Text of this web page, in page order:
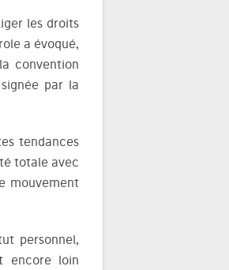
les droits
a évoqué,
convention
par la
tendances
totale avec
mouvement
personnel,
encore loin